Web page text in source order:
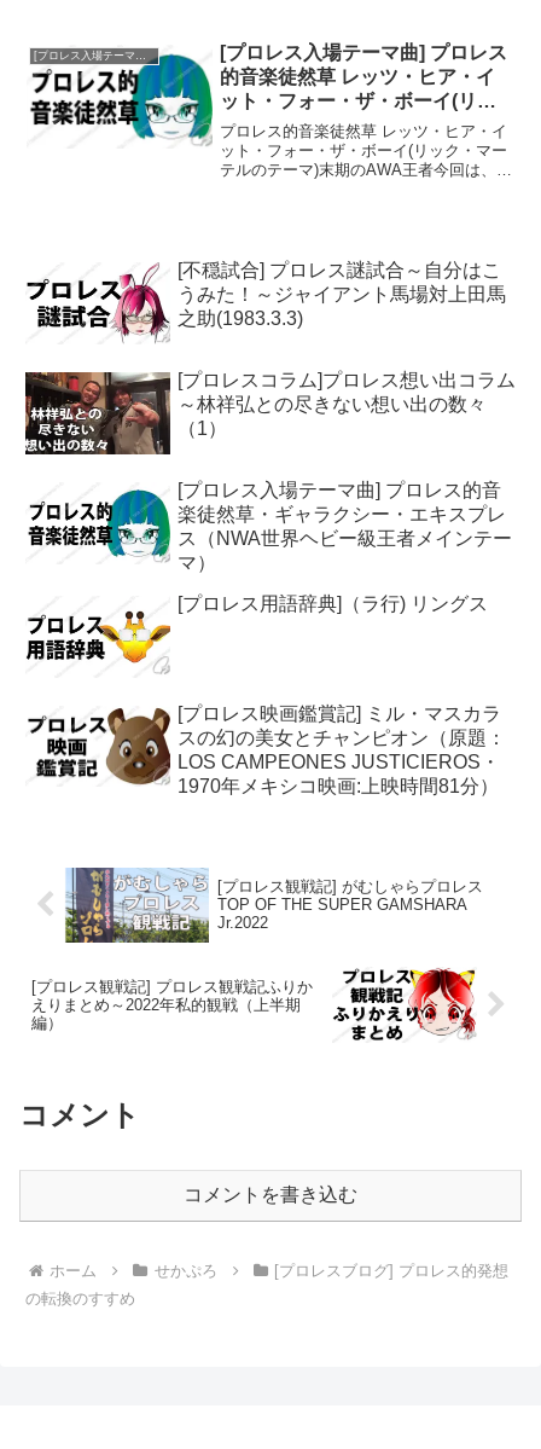
と思います。一つ目は日本ではベビーフ
ェイス同士の対決という...
[プロレス入場テーマ曲]プロレス的音楽徒然草
[プロレス入場テーマ曲] プロレス
的音楽徒然草 レッツ・ヒア・イ
ット・フォー・ザ・ボーイ(リッ
ク・マーテルのテーマ)
プロレス的音楽徒然草 レッツ・ヒア・イ
ット・フォー・ザ・ボーイ(リック・マー
テルのテーマ)末期のAWA王者今回は、末
[不穏試合] プロレス謎試合～自分はこ
うみた！～ジャイアント馬場対上田馬
之助(1983.3.3)
[プロレスコラム]プロレス想い出コラム
～林祥弘との尽きない想い出の数々
（1）
[プロレス入場テーマ曲] プロレス的音
楽徒然草・ギャラクシー・エキスプレ
ス（NWA世界ヘビー級王者メインテー
マ）
[プロレス用語辞典]（ラ行) リングス
[プロレス映画鑑賞記] ミル・マスカラ
スの幻の美女とチャンピオン（原題：
LOS CAMPEONES JUSTICIEROS・
1970年メキシコ映画:上映時間81分）
[プロレス観戦記] がむしゃらプロレス
TOP OF THE SUPER GAMSHARA
Jr.2022
[プロレス観戦記] プロレス観戦記ふりか
えりまとめ～2022年私的観戦（上半期
編）
コメント
コメントを書き込む
ホーム せかぷろ
[プロレスブログ] プロレス的発想
の転換のすすめ